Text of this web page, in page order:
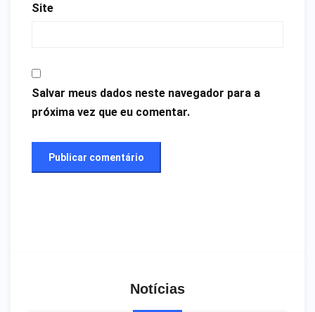
Site
Salvar meus dados neste navegador para a
próxima vez que eu comentar.
Notícias